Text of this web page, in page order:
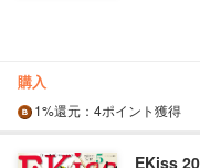
購入
1%還元 ：4ポイント獲得
EKiss